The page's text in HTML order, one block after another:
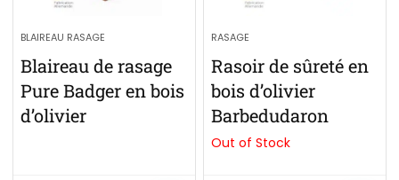
BLAIREAU RASAGE
Blaireau de rasage
Pure Badger en bois
d’olivier
RASAGE
Rasoir de sûreté en
bois d’olivier
Barbedudaron
Out of Stock